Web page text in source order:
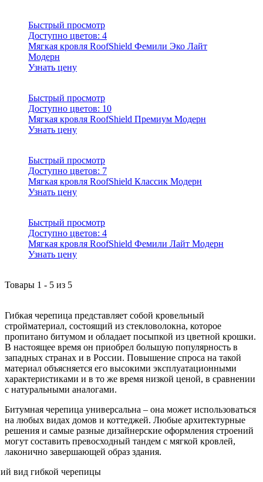
Быстрый просмотр
Доступно цветов: 4
Мягкая кровля RoofShield Фемили Эко Лайт
Модерн
Узнать цену
Быстрый просмотр
Доступно цветов: 10
Мягкая кровля RoofShield Премиум Модерн
Узнать цену
Быстрый просмотр
Доступно цветов: 7
Мягкая кровля RoofShield Классик Модерн
Узнать цену
Быстрый просмотр
Доступно цветов: 4
Мягкая кровля RoofShield Фемили Лайт Модерн
Узнать цену
Товары 1 - 5 из 5
Гибкая черепица представляет собой кровельный
стройматериал, состоящий из стекловолокна, которое
пропитано битумом и обладает посыпкой из цветной крошки.
В настоящее время он приобрел большую популярность в
западных странах и в России. Повышение спроса на такой
материал объясняется его высокими эксплуатационными
характеристиками и в то же время низкой ценой, в сравнении
с натуральными аналогами.
Битумная черепица универсальна – она может использоваться
на любых видах домов и коттеджей. Любые архитектурные
решения и самые разные дизайнерские оформления строений
могут составить превосходный тандем с мягкой кровлей,
лаконично завершающей образ здания.